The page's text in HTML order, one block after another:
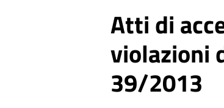
Atti di
violazioni
39/2013